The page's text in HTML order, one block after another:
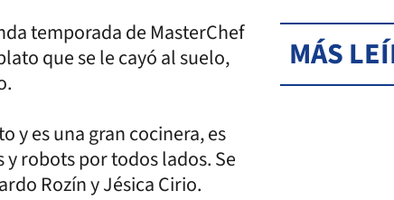
temporada de MasterChef
que se le cayó al suelo,
y es una gran cocinera, es
robots por todos lados. Se
Rozín y Jésica Cirio.
MÁS